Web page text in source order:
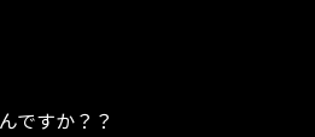
ですか？？